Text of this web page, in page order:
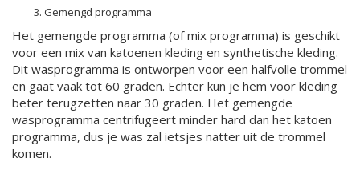
Gemengd programma
Het gemengde programma (of mix programma) is geschikt
voor een mix van katoenen kleding en synthetische kleding.
Dit wasprogramma is ontworpen voor een halfvolle trommel
en gaat vaak tot 60 graden. Echter kun je hem voor kleding
beter terugzetten naar 30 graden. Het gemengde
wasprogramma centrifugeert minder hard dan het katoen
programma, dus je was zal ietsjes natter uit de trommel
komen.